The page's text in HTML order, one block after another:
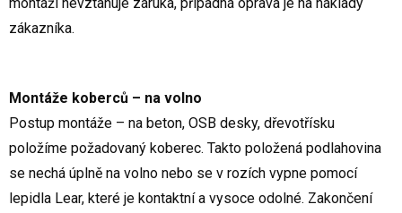
montáži nevztahuje záruka, případná oprava je na náklady
zákazníka.
Montáže koberců – na volno
Postup montáže – na beton, OSB desky, dřevotřísku
položíme požadovaný koberec. Takto položená podlahovina
se nechá úplně na volno nebo se v rozích vypne pomocí
lepidla Lear, které je kontaktní a vysoce odolné. Zakončení